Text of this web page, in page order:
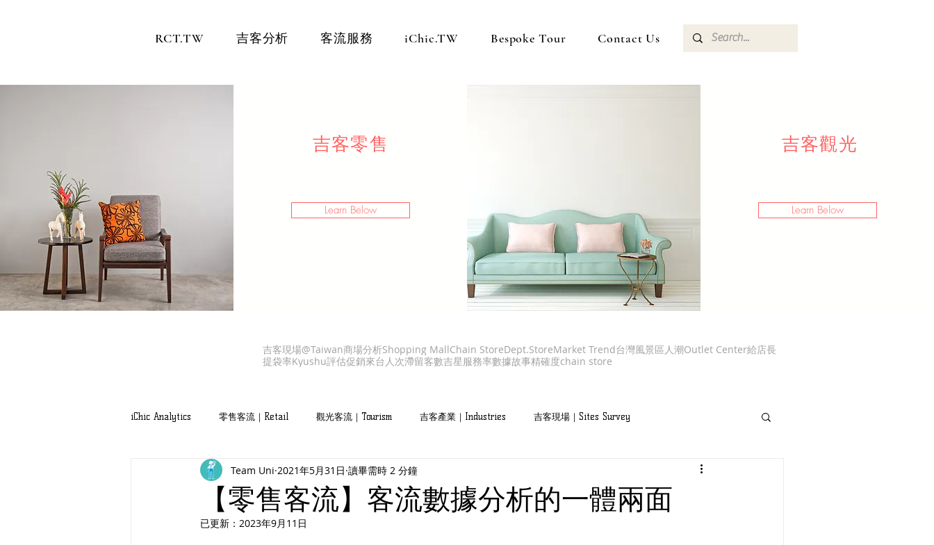
RCT.TW 吉客分析 客流服務 iChic.TW Bespoke Tour Contact Us
吉客零售
Learn Below
​吉客觀光
Learn Below
吉客現場@Taiwan商場分析Shopping MallChain StoreDept.StoreMarket Trend台灣風景區人潮Outlet Center給店長
提袋率Kyushu評估促銷來台人次滯留客數吉星服務率數據故事精確度chain store
iChic Analytics 零售客流｜Retail 觀光客流｜Tourism 吉客產業｜Industries 吉客現場｜Sites Survey
吉客服務｜iChic Values
【零售客流】客流數據分析的一體兩面
Team Uni 2021年5月31日 讀畢需時 2 分鐘
已更新： 2023年9月11日